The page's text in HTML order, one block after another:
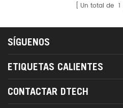
Un total de 1
SÍGUENOS
ETIQUETAS CALIENTES
CONTACTAR DTECH